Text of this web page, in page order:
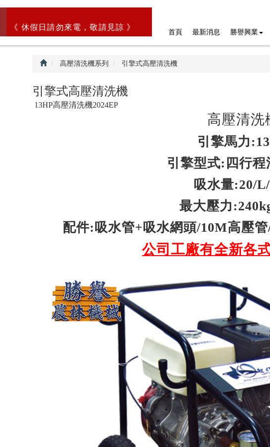
《 休假日請勿來電，敬請見諒 》
首頁 最新消息 勝譽興業
高壓清洗機系列 引擎式高壓清洗機
引擎式高壓清洗機
13HP高壓清洗機2024EP
高壓清洗
引擎馬力
引擎型式:四行程
吸水量:20/
最大壓力
配件:吸水管+吸水網頭/10M高壓
公司工廠有全新各